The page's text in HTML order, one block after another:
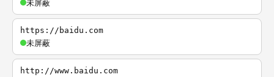
未屏蔽
https://baidu.com
未屏蔽
http://www.baidu.com